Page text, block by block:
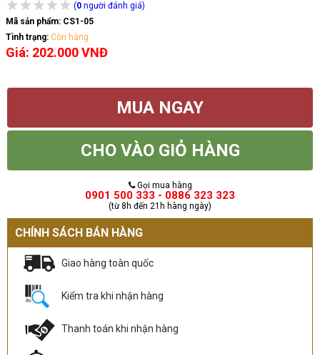
(0 người đánh giá)
Mã sản phẩm: CS1-05
Tình trạng: Còn hàng
Giá: 202.000 VNĐ
MUA NGAY
CHO VÀO GIỎ HÀNG
Gọi mua hàng
0901 500 333 - 0886 323 323
(từ 8h đến 21h hàng ngày)
CHÍNH SÁCH BÁN HÀNG
Giao hàng toàn quốc
Kiểm tra khi nhận hàng
Thanh toán khi nhận hàng